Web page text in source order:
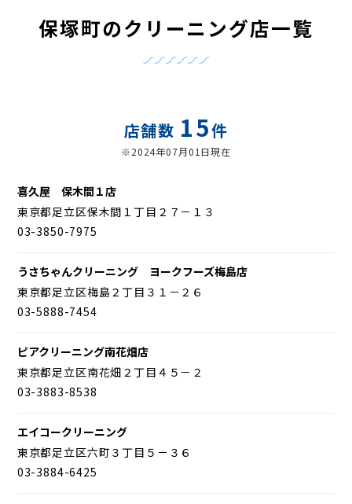
保塚町のクリーニング店一覧
店舗数 15件
※2024年07月01日現在
喜久屋 保木間１店
東京都足立区保木間１丁目２７－１３
03-3850-7975
うさちゃんクリーニング ヨークフーズ梅島店
東京都足立区梅島２丁目３１－２６
03-5888-7454
ピアクリーニング南花畑店
東京都足立区南花畑２丁目４５－２
03-3883-8538
エイコークリーニング
東京都足立区六町３丁目５－３６
03-3884-6425